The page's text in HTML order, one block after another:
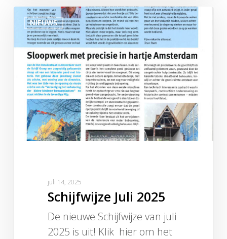
NIEUWS
Schijfwijze
Juli
2025
juli 14, 2025
Schijfwijze Juli 2025
De nieuwe Schijfwijze van juli
2025 is uit! Klik hier om het